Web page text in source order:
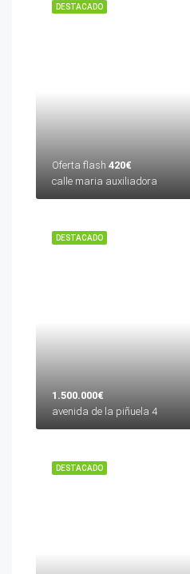
DESTACADO
Oferta flash 420€
calle maria auxiliadora
DESTACADO
1.500.000€
avenida de la piñuela 4
DESTACADO